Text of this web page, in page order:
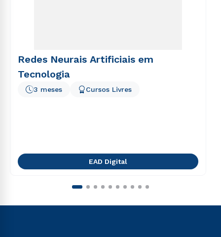
Redes Neurais Artificiais em
Tecnologia
3 meses Cursos Livres
EAD Digital